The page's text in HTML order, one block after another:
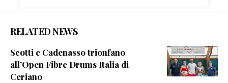
RELATED NEWS
Scotti e Cadenasso trionfano
all’Open Fibre Drums Italia di
Ceriano